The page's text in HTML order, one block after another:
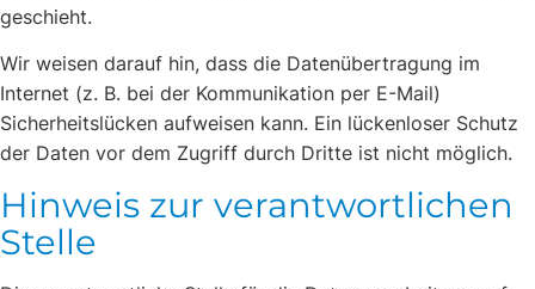
geschieht.
Wir weisen darauf hin, dass die Datenübertragung im
Internet (z. B. bei der Kommunikation per E-Mail)
Sicherheitslücken aufweisen kann. Ein lückenloser Schutz
der Daten vor dem Zugriff durch Dritte ist nicht möglich.
Hinweis zur verantwortlichen
Stelle